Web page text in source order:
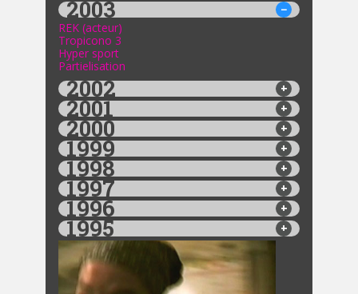
2003
REK (acteur)
Tropicono 3
Hyper sport
Partielisation
2002
2001
2000
1999
1998
1997
1996
1995